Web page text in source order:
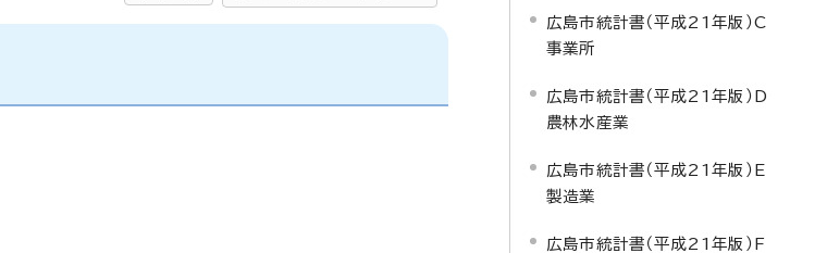
広島市統計書（平成21年版）C
事業所
広島市統計書（平成21年版）D
農林水産業
広島市統計書（平成21年版）E
製造業
広島市統計書（平成21年版）F